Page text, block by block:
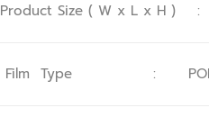
Product Size ( W x L x H ) :
Film Type :